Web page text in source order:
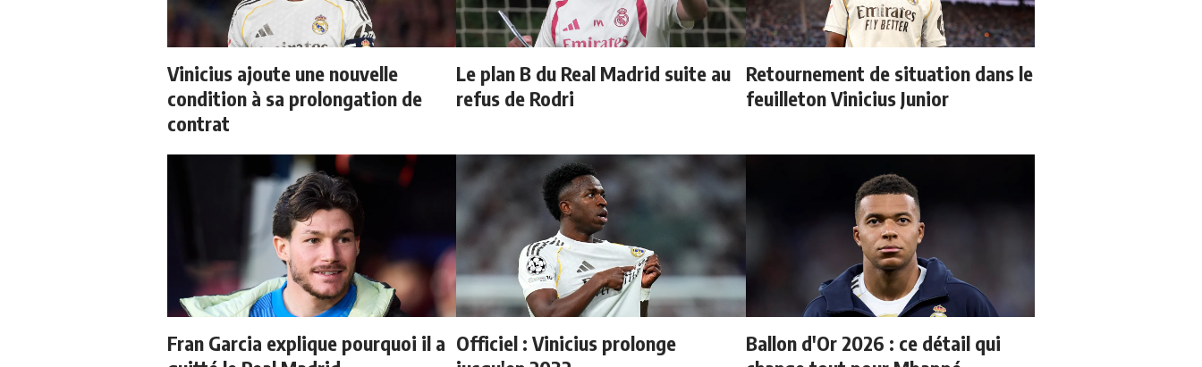
Vinicius ajoute une nouvelle
condition à sa prolongation de
contrat
Le plan B du Real Madrid suite au
refus de Rodri
Retournement de situation dans le
feuilleton Vinicius Junior
Fran Garcia explique pourquoi il a Officiel : Vinicius prolonge
Ballon d'Or 2026 : ce détail qui